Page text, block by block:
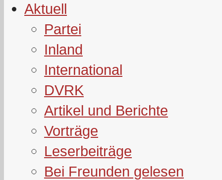
Aktuell
Partei
Inland
International
DVRK
Artikel und Berichte
Vorträge
Leserbeiträge
Bei Freunden gelesen